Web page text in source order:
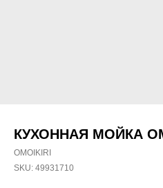
КУХОННАЯ МОЙКА
OMOIKIRI
SKU: 49931710